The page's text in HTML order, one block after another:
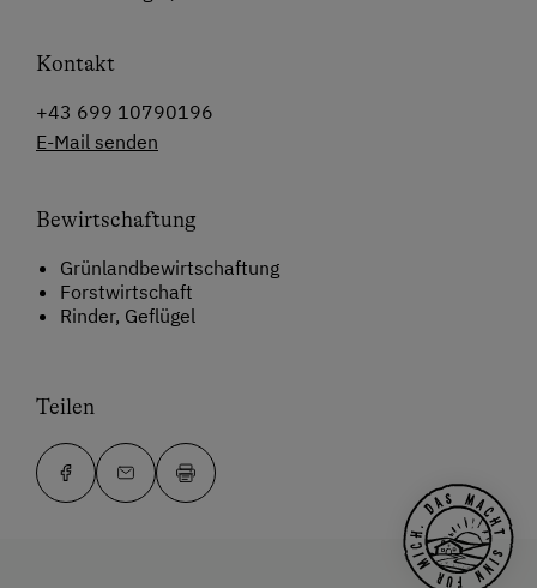
Kontakt
+43 699 10790196
E-Mail senden
Bewirtschaftung
Grünlandbewirtschaftung
Forstwirtschaft
Rinder, Geflügel
Teilen